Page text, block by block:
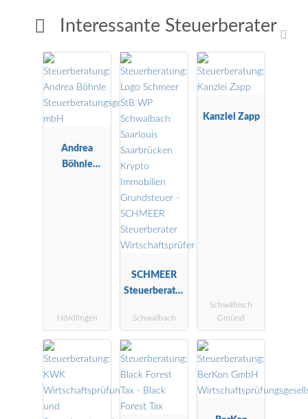
Interessante Steuerberater
Andrea
Böhnle
Nördlingen
SCHMEER
Steuerberater
üfer
Schwalbach
Kanzlei Zapp
Schwäbisch
Gmünd